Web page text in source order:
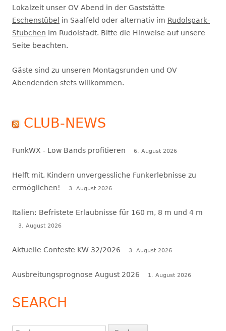
Lokalzeit unser OV Abend in der Gaststätte
Eschenstübel
in Saalfeld oder alternativ im Rudolspark-
Stübchen im Rudolstadt. Bitte die Hinweise auf unsere
Seite beachten.
Gäste sind zu unseren Montagsrunden und OV
Abendenden stets willkommen.
CLUB-NEWS
FunkWX - Low Bands profitieren 6. August 2026
Helft mit, Kindern unvergessliche Funkerlebnisse zu
ermöglichen!
3. August 2026
Italien: Befristete Erlaubnisse für 160 m, 8 m und 4 m
3. August 2026
Aktuelle Conteste KW 32/2026 3. August 2026
Ausbreitungsprognose August 2026 1. August 2026
SEARCH